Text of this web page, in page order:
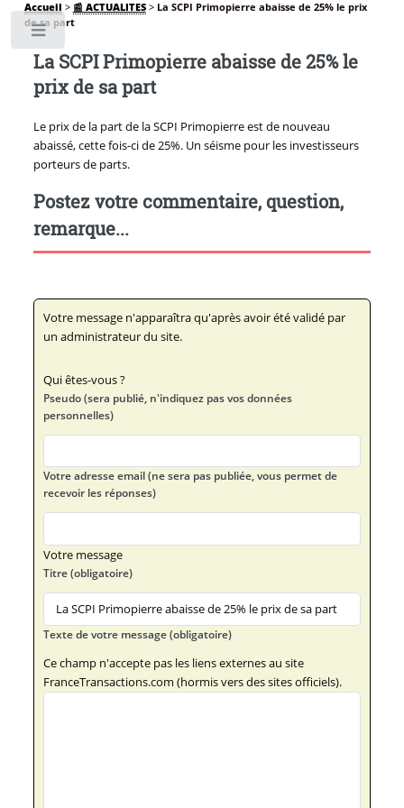
Accueil > 📰 ACTUALITES> La SCPI Primopierre abaisse de 25% le prix
de sa part
La SCPI Primopierre abaisse de 25% le
prix de sa part
Le prix de la part de la SCPI Primopierre est de nouveau
abaissé, cette fois-ci de 25%. Un séisme pour les investisseurs
porteurs de parts.
Postez votre commentaire, question,
remarque...
Votre message n'apparaîtra qu'après avoir été validé par
un administrateur du site.
Qui êtes-vous ?
Pseudo (sera publié, n'indiquez pas vos données
personnelles)
Votre adresse email (ne sera pas publiée, vous permet de
recevoir les réponses)
Votre message
Titre (obligatoire)
Texte de votre message (obligatoire)
Ce champ n'accepte pas les liens externes au site
FranceTransactions.com (hormis vers des sites officiels).